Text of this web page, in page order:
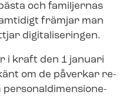
och familjernas
främjar man
digitaliseringen.
i kraft den 1 januari
om de påverkar re­
per­so­nal­di­men­sio­ne­